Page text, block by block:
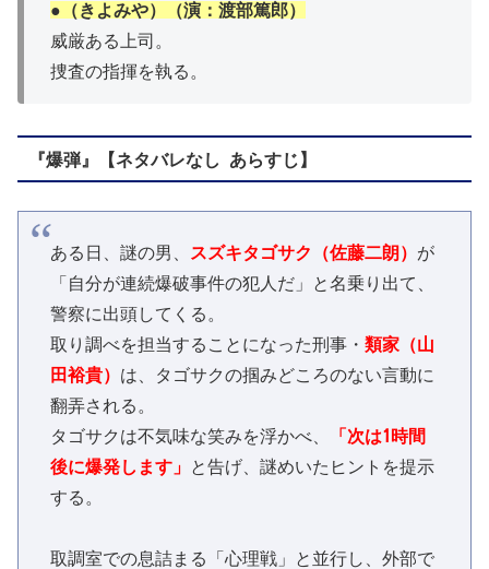
●（きよみや）（演：渡部篤郎）
威厳ある上司。
捜査の指揮を執る。
『爆弾』【ネタバレなし あらすじ】
ある日、謎の男、 スズキタゴサク（佐藤二朗） が
「自分が連続爆破事件の犯人だ」と名乗り出て、
警察に出頭してくる。
取り調べを担当することになった刑事・ 類家（山
田裕貴） は、タゴサクの掴みどころのない言動に
翻弄される。
タゴサクは不気味な笑みを浮かべ、
「次は1時間
後に爆発します」
と告げ、謎めいたヒントを提示
する。
取調室での息詰まる「心理戦」と並行し、外部で